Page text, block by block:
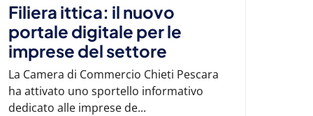
Filiera ittica: il nuovo
portale digitale per le
imprese del settore
La Camera di Commercio Chieti Pescara
ha attivato uno sportello informativo
dedicato alle imprese de...